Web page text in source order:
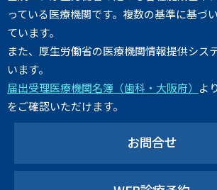
っている医療機関です。複数の基準に基づ
ています。
また、厚生労働省の医療機関情報提供シス
います。
届出受理医療機関名簿（歯科・大阪府） よ
をご確認いただけます。
お問合せ